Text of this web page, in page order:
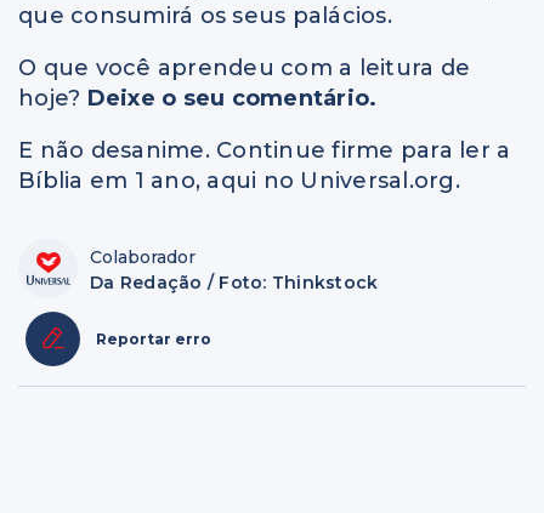
que consumirá os seus palácios.
O que você aprendeu com a leitura de
hoje? Deixe o seu comentário.
E não desanime. Continue firme para ler a
Bíblia em 1 ano, aqui no Universal.org.
Colaborador
Da Redação / Foto: Thinkstock
Reportar erro